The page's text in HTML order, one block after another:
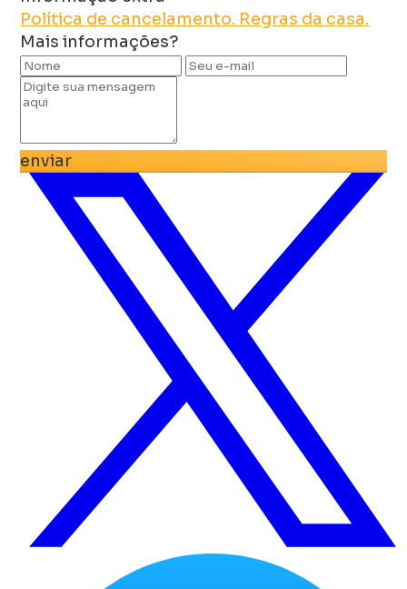
Política de cancelamento. Regras da casa.
Mais informações?
enviar